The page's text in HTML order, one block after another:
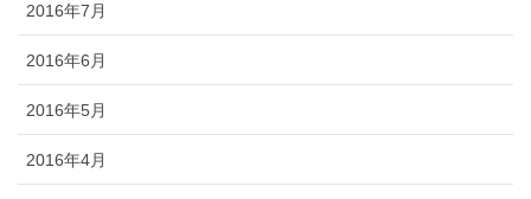
2016年7月
2016年6月
2016年5月
2016年4月